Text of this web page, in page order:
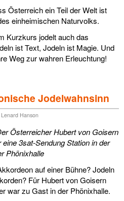
Österreich ein Teil der Welt ist
einheimischen Naturvolks.
Kurzkurs jodelt auch das
ist Text, Jodeln ist Magie. Und
Weg zur wahren Erleuchtung!
Jodelwahnsinn
Hanson
Österreicher Hubert von Goisern
3sat-Sendung Station in der
Phönixhalle
auf einer Bühne? Jodeln
Für Hubert von Goisern
war zu Gast in der Phönixhalle.